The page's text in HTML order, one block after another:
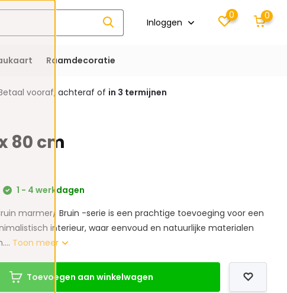
Inloggen
0 0
Raamdecoratie
vooraf, achteraf of in 3 termijnen
80 cm
1 - 4 werkdagen
marmer/ Bruin -serie is een prachtige toevoeging voor een
interieur, waar eenvoud en natuurlijke materialen
Toon meer
Toevoegen aan winkelwagen